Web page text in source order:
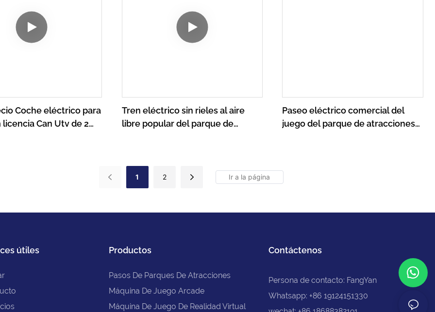
cualquier área de juegos al
convirtiéndolo en un viaje emocionante
y entretenido para los pasajeros
Coche eléctrico para
licencia Can Utv de 2
Tren eléctrico sin rieles al aire
libre popular del parque de
1722995724134211
Paseo eléctrico comercial del
juego del parque de atracciones
1 2
útiles Productos
Pasos De Parques De Atracciones
Máquina De Juego Arcade
Máquina De Juego De Realidad Virtual
Contáctenos
Persona de contacto: FangYan
Whatsapp: +86 19124151330